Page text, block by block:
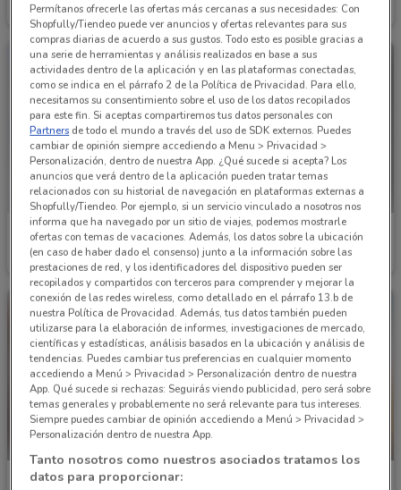
Caduca el 16/08 1.9 km Caduca el 16/08 1.7 km
Farmacias YZA
Caduca el 31/08 617 m
Interceramic
Caduca el 03/10
Vianney
Permítanos ofrecerle las ofertas más cercanas a sus necesidades: Con
Shopfully/Tiendeo puede ver anuncios y ofertas relevantes para sus
compras diarias de acuerdo a sus gustos. Todo esto es posible gracias a
una serie de herramientas y análisis realizados en base a sus
actividades dentro de la aplicación y en las plataformas conectadas,
como se indica en el párrafo 2 de la Política de Privacidad. Para ello,
necesitamos su consentimiento sobre el uso de los datos recopilados
para este fin. Si aceptas compartiremos tus datos personales con
Partners de todo el mundo a través del uso de SDK externos. Puedes
cambiar de opinión siempre accediendo a Menu > Privacidad >
Personalización, dentro de nuestra App. ¿Qué sucede si acepta? Los
anuncios que verá dentro de la aplicación pueden tratar temas
relacionados con su historial de navegación en plataformas externas a
Shopfully/Tiendeo. Por ejemplo, si un servicio vinculado a nosotros nos
informa que ha navegado por un sitio de viajes, podemos mostrarle
ofertas con temas de vacaciones. Además, los datos sobre la ubicación
(en caso de haber dado el consenso) junto a la información sobre las
prestaciones de red, y los identificadores del dispositivo pueden ser
recopilados y compartidos con terceros para comprender y mejorar la
conexión de las redes wireless, como detallado en el párrafo 13.b de
nuestra Política de Provacidad. Además, tus datos también pueden
utilizarse para la elaboración de informes, investigaciones de mercado,
científicas y estadísticas, análisis basados en la ubicación y análisis de
tendencias. Puedes cambiar tus preferencias en cualquier momento
accediendo a Menú > Privacidad > Personalización dentro de nuestra
App. Qué sucede si rechazas: Seguirás viendo publicidad, pero será sobre
temas generales y probablemente no será relevante para tus intereses.
Siempre puedes cambiar de opinión accediendo a Menú > Privacidad >
Personalización dentro de nuestra App.
Tanto nosotros como nuestros asociados tratamos los
datos para proporcionar: